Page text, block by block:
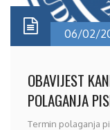
06/02/
OBAVIJEST
POLAGANJA
Termin polaganja